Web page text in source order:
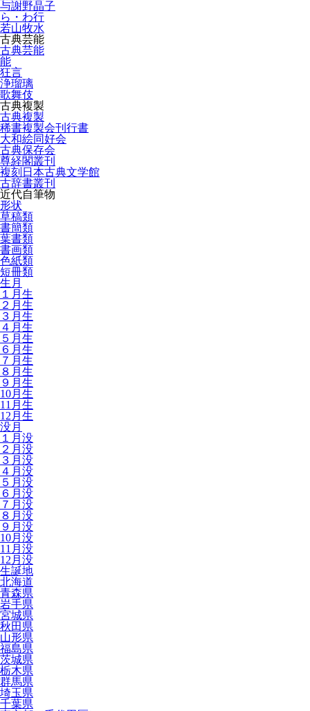
与謝野晶子
ら・わ行
若山牧水
古典芸能
古典芸能
能
狂言
浄瑠璃
歌舞伎
古典複製
古典複製
稀書複製会刊行書
大和絵同好会
古典保存会
尊経閣叢刊
複刻日本古典文学館
古辞書叢刊
近代自筆物
形状
草稿類
書簡類
葉書類
書画類
色紙類
短冊類
生月
１月生
２月生
３月生
４月生
５月生
６月生
７月生
８月生
９月生
10月生
11月生
12月生
没月
１月没
２月没
３月没
４月没
５月没
６月没
７月没
８月没
９月没
10月没
11月没
12月没
生誕地
北海道
青森県
岩手県
宮城県
秋田県
山形県
福島県
茨城県
栃木県
群馬県
埼玉県
千葉県